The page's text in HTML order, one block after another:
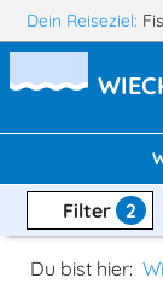
Dein Reiseziel:
Filter 2
Du bist hier: